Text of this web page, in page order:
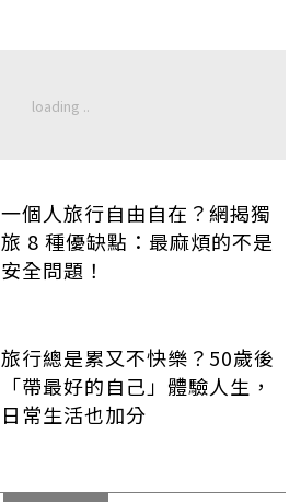
一個人旅行自由自在？網揭獨
旅 8 種優缺點：最麻煩的不是
安全問題！
旅行總是累又不快樂？50歲後
「帶最好的自己」體驗人生，
日常生活也加分